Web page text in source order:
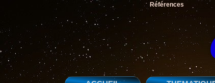
Références